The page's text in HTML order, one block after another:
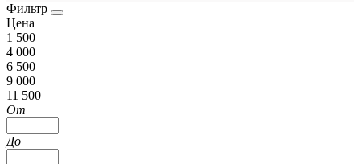
Фильтр
Цена
1 500
4 000
6 500
9 000
11 500
От
До